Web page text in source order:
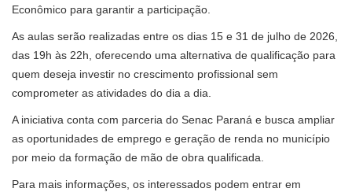
Econômico para garantir a participação.
As aulas serão realizadas entre os dias 15 e 31 de julho de 2026,
das 19h às 22h, oferecendo uma alternativa de qualificação para
quem deseja investir no crescimento profissional sem
comprometer as atividades do dia a dia.
A iniciativa conta com parceria do Senac Paraná e busca ampliar
as oportunidades de emprego e geração de renda no município
por meio da formação de mão de obra qualificada.
Para mais informações, os interessados podem entrar em